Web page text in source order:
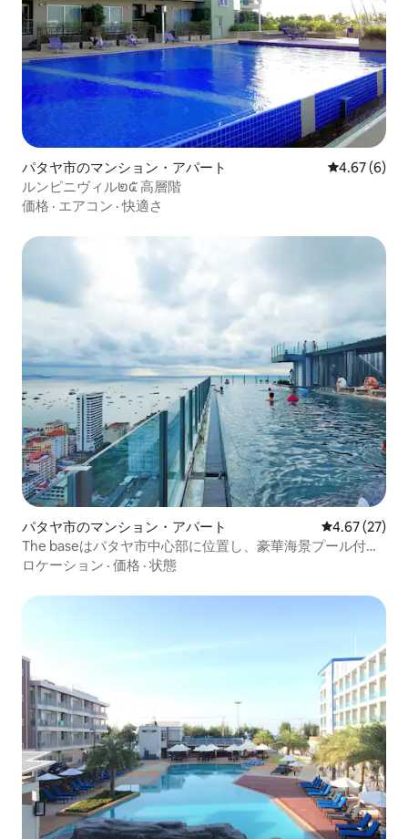
パタヤ市のマンション・アパート レビュー6
4.67 (6)
ルンピニヴィル๒๕ 高層階
価格 · エアコン ·快適さ
パタヤ市のマンション・アパート レビュー27
4.67 (27)
The baseはパタヤ市中心部に位置し、豪華海景プール付き
2ベッドルームアパートで、インスタ映えするインフィニテ
す。
ロケーション · 価格 · 状態